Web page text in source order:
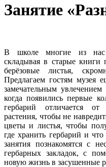
Занятие
В школе многие из нас
складывая в старые книги
берёзовые листья,
Предлагаем гостям музея
замечательным
когда появились первые
гербарий отличается от
растения, чтобы не
цветы и листья, чтобы
где хранить гербарий и
занятия познакомятся с
гербарных закладок, с
новую жизнь в засушенные